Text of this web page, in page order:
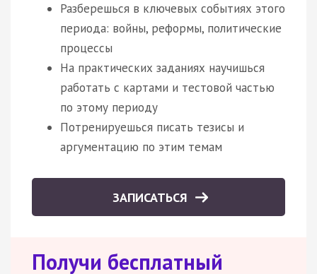
Разберешься в ключевых событиях этого
периода: войны, реформы, политические
процессы
На практических заданиях научишься
работать с картами и тестовой частью
по этому периоду
Потренируешься писать тезисы и
аргументацию по этим темам
ЗАПИСАТЬСЯ
Получи бесплатный